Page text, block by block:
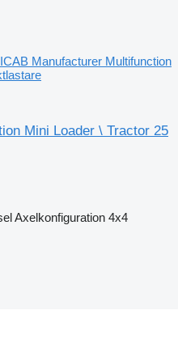
Manufacturer Multifunction
Mini Loader \ Tractor 25
Axelkonfiguration 4x4